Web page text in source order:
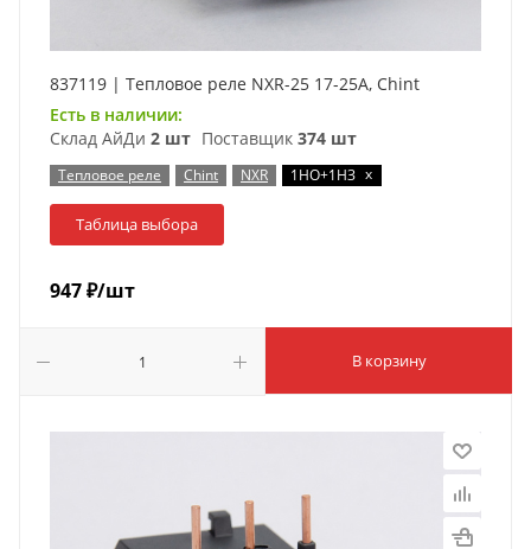
837119 | Тепловое реле NXR-25 17-25А, Chint
Есть в наличии:
Склад АйДи 2 шт Поставщик 374 шт
Тепловое реле Chint NXR 1НО+1НЗ x
Таблица выбора
947₽/шт
В корзину